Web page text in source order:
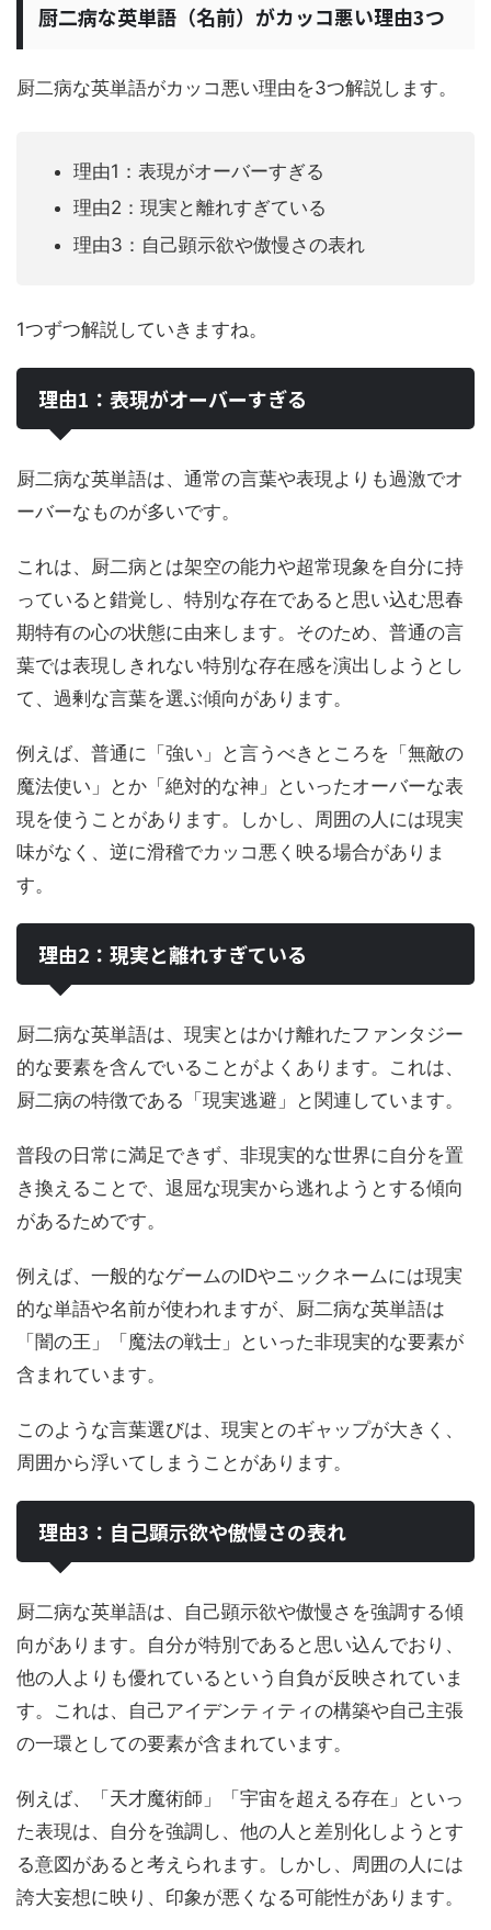
厨二病な英単語（名前）がカッコ悪い理由3つ
厨二病な英単語がカッコ悪い理由を3つ解説します。
理由1：表現がオーバーすぎる
理由2：現実と離れすぎている
理由3：自己顕示欲や傲慢さの表れ
1つずつ解説していきますね。
理由1：表現がオーバーすぎる
厨二病な英単語は、通常の言葉や表現よりも過激でオ
ーバーなものが多いです。
これは、厨二病とは架空の能力や超常現象を自分に持
っていると錯覚し、特別な存在であると思い込む思春
期特有の心の状態に由来します。そのため、普通の言
葉では表現しきれない特別な存在感を演出しようとし
て、過剰な言葉を選ぶ傾向があります。
例えば、普通に「強い」と言うべきところを「無敵の
魔法使い」とか「絶対的な神」といったオーバーな表
現を使うことがあります。しかし、周囲の人には現実
味がなく、逆に滑稽でカッコ悪く映る場合がありま
す。
理由2：現実と離れすぎている
厨二病な英単語は、現実とはかけ離れたファンタジー
的な要素を含んでいることがよくあります。これは、
厨二病の特徴である「現実逃避」と関連しています。
普段の日常に満足できず、非現実的な世界に自分を置
き換えることで、退屈な現実から逃れようとする傾向
があるためです。
例えば、一般的なゲームのIDやニックネームには現実
的な単語や名前が使われますが、厨二病な英単語は
「闇の王」「魔法の戦士」といった非現実的な要素が
含まれています。
このような言葉選びは、現実とのギャップが大きく、
周囲から浮いてしまうことがあります。
理由3：自己顕示欲や傲慢さの表れ
厨二病な英単語は、自己顕示欲や傲慢さを強調する傾
向があります。自分が特別であると思い込んでおり、
他の人よりも優れているという自負が反映されていま
す。これは、自己アイデンティティの構築や自己主張
の一環としての要素が含まれています。
例えば、「天才魔術師」「宇宙を超える存在」といっ
た表現は、自分を強調し、他の人と差別化しようとす
る意図があると考えられます。しかし、周囲の人には
誇大妄想に映り、印象が悪くなる可能性があります。